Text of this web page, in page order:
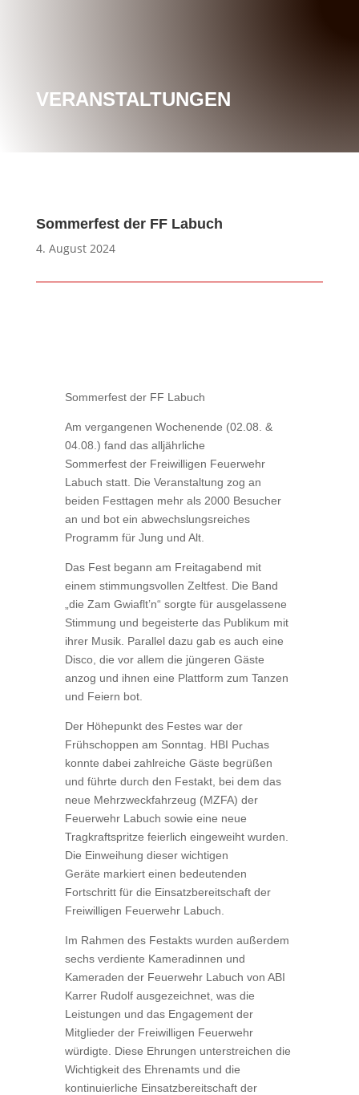
VERANSTALTUNGEN
Sommerfest der FF Labuch
4. August 2024
Sommerfest der FF Labuch
Am vergangenen Wochenende (02.08. &
04.08.) fand das alljährliche
Sommerfest der Freiwilligen Feuerwehr
Labuch statt. Die Veranstaltung zog an
beiden Festtagen mehr als 2000 Besucher
an und bot ein abwechslungsreiches
Programm für Jung und Alt.
Das Fest begann am Freitagabend mit
einem stimmungsvollen Zeltfest. Die Band
„die Zam Gwiaflt’n“ sorgte für ausgelassene
Stimmung und begeisterte das Publikum mit
ihrer Musik. Parallel dazu gab es auch eine
Disco, die vor allem die jüngeren Gäste
anzog und ihnen eine Plattform zum Tanzen
und Feiern bot.
Der Höhepunkt des Festes war der
Frühschoppen am Sonntag. HBI Puchas
konnte dabei zahlreiche Gäste begrüßen
und führte durch den Festakt, bei dem das
neue Mehrzweckfahrzeug (MZFA) der
Feuerwehr Labuch sowie eine neue
Tragkraftspritze feierlich eingeweiht wurden.
Die Einweihung dieser wichtigen
Geräte markiert einen bedeutenden
Fortschritt für die Einsatzbereitschaft der
Freiwilligen Feuerwehr Labuch.
Im Rahmen des Festakts wurden außerdem
sechs verdiente Kameradinnen und
Kameraden der Feuerwehr Labuch von ABI
Karrer Rudolf ausgezeichnet, was die
Leistungen und das Engagement der
Mitglieder der Freiwilligen Feuerwehr
würdigte. Diese Ehrungen unterstreichen die
Wichtigkeit des Ehrenamts und die
kontinuierliche Einsatzbereitschaft der